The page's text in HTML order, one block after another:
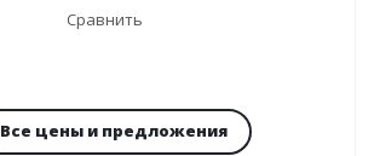
Сравнить
Все цены и предложения